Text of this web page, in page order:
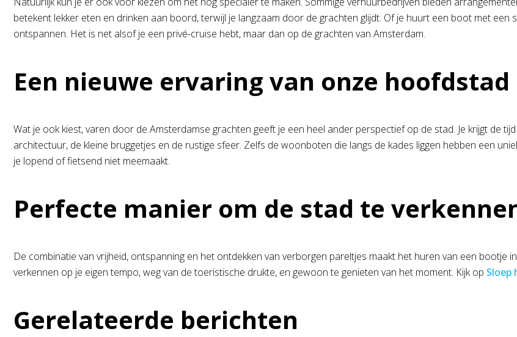
betekent lekker eten en drinken aan boord, terwijl je langzaam door de grachten glijdt. Of je huurt een boot met
ontspannen. Het is net alsof je een privé-cruise hebt, maar dan op de grachten van Amsterdam.
Een nieuwe ervaring van onze hoofdstad
Wat je ook kiest, varen door de Amsterdamse grachten geeft je een heel ander perspectief op de stad. Je krijgt de
architectuur, de kleine bruggetjes en de rustige sfeer. Zelfs de woonboten die langs de kades liggen hebben een
je lopend of fietsend niet meemaakt.
Perfecte manier om de stad te
De combinatie van vrijheid, ontspanning en het ontdekken van verborgen pareltjes maakt het huren van een
verkennen op je eigen tempo, weg van de toeristische drukte, en gewoon te genieten van het moment. Kijk op Sloep
Gerelateerde berichten